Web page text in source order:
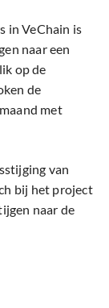
in VeChain is
naar een
op de
de
met
van
bij het project
naar de